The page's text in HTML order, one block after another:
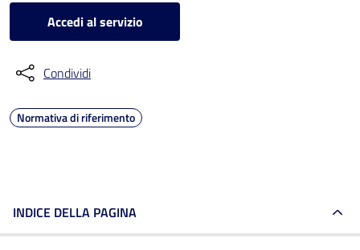
Accedi al servizio
Condividi
Normativa di riferimento
INDICE DELLA PAGINA